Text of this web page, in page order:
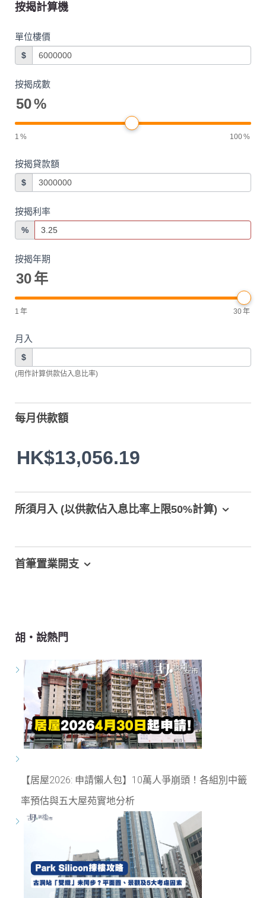
按揭計算機
單位樓價
$
按揭成數
50%
1 % 100%
按揭貸款額
$
按揭利率
%
按揭年期
30年
1 年 30年
月入
$
(用作計算供款佔入息比率)
每月供款額
HK$13,056.19
所須月入 (以供款佔入息比率上限50%計算)
首筆置業開支
胡‧說熱門
【居屋2026: 申請懶人包】10萬人爭崩頭！各組別中籤
率預估與五大屋苑實地分析